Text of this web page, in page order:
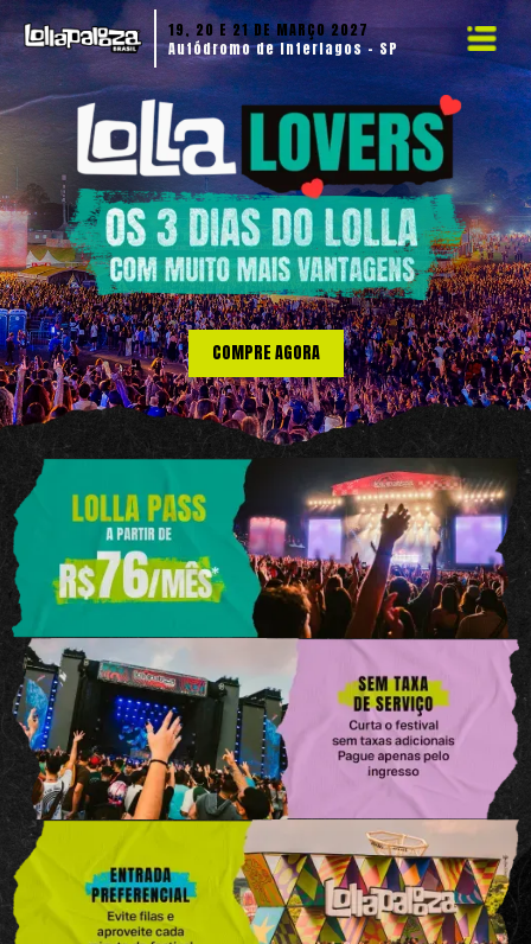
19, 20 E 21 DE MARÇO 2027
Autódromo de Interlagos - SP
COMPRE AGORA